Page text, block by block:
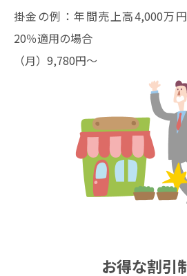
掛金の例：年間売上高4,000万
20％適用の場合
（月）9,780円〜
お得な割引